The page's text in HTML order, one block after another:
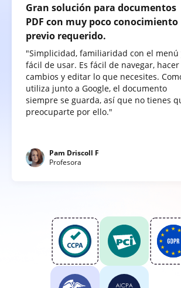
Gran solución para documentos
PDF con muy poco conocimiento
previo requerido.
"Simplicidad, familiaridad con el menú
fácil de usar. Es fácil de navegar, hacer
cambios y editar lo que necesites.
utiliza junto a Google, el documento
siempre se guarda, así que no tienes
preocuparte por ello."
Pam Driscoll F
Profesora